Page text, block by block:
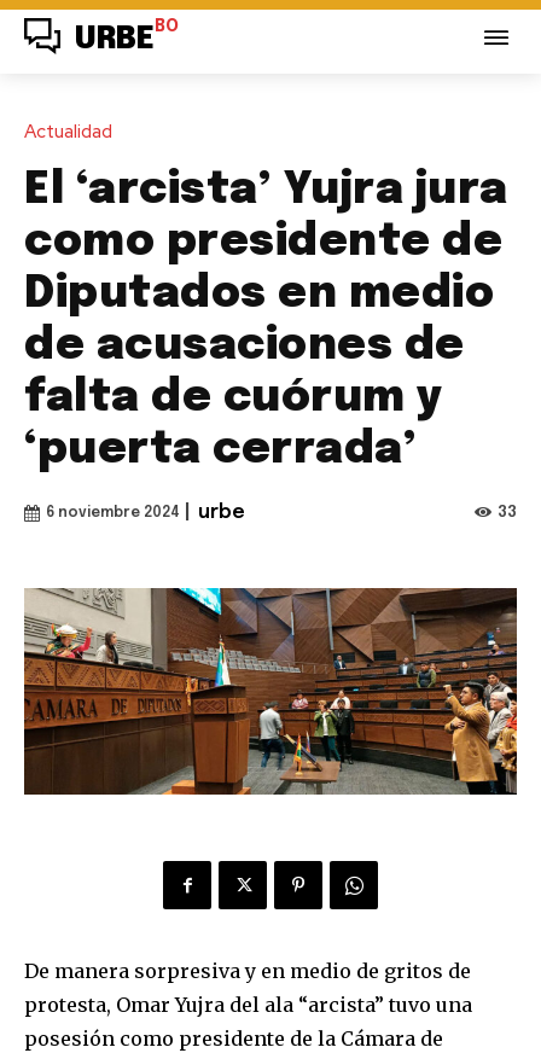
URBE BO
Actualidad
El ‘arcista’ Yujra jura
como presidente de
Diputados en medio
de acusaciones de
falta de cuórum y
‘puerta cerrada’
6 noviembre 2024 urbe 33
De manera sorpresiva y en medio de gritos de
protesta, Omar Yujra del ala “arcista” tuvo una
posesión como presidente de la Cámara de